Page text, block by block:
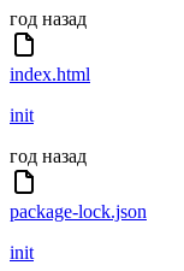
год назад
index.html
init
год назад
package-lock.json
init